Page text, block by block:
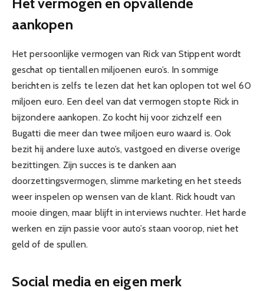
aankopen
Het persoonlijke vermogen van Rick van Stippent wordt
geschat op tientallen miljoenen euro’s. In sommige
berichten is zelfs te lezen dat het kan oplopen tot wel 60
miljoen euro. Een deel van dat vermogen stopte Rick in
bijzondere aankopen. Zo kocht hij voor zichzelf een
Bugatti die meer dan twee miljoen euro waard is. Ook
bezit hij andere luxe auto’s, vastgoed en diverse overige
bezittingen. Zijn succes is te danken aan
doorzettingsvermogen, slimme marketing en het steeds
weer inspelen op wensen van de klant. Rick houdt van
mooie dingen, maar blijft in interviews nuchter. Het harde
werken en zijn passie voor auto’s staan voorop, niet het
geld of de spullen.
Social media en eigen merk